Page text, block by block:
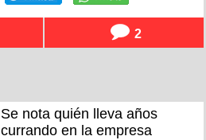
2
Se nota quién lleva años
currando en la empresa